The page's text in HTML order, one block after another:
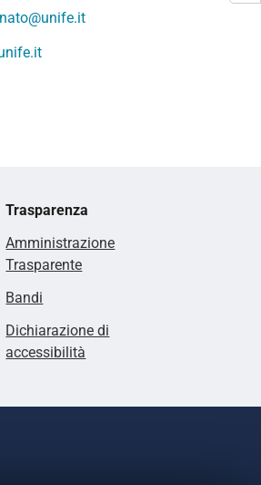
Trasparenza
Amministrazione
Trasparente
Bandi
Dichiarazione di
accessibilità